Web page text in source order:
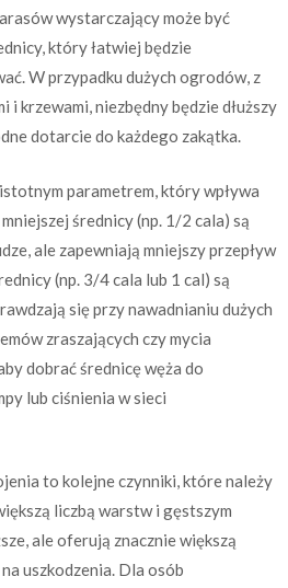
wystarczający może być
który łatwiej będzie
W przypadku dużych ogrodów, z
i krzewami, niezbędny będzie dłuższy
dotarcie do każdego zakątka.
parametrem, który wpływa
średnicy (np. 1/2 cala) są
ale zapewniają mniejszy przepływ
(np. 3/4 cala lub 1 cal) są
się przy nawadnianiu dużych
zraszających czy mycia
dobrać średnicę węża do
lub ciśnienia w sieci
to kolejne czynniki, które należy
liczbą warstw i gęstszym
ale oferują znacznie większą
uszkodzenia. Dla osób